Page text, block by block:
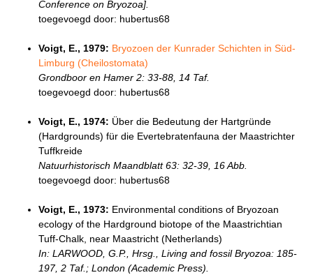
Conference on Bryozoa].
toegevoegd door: hubertus68
Voigt, E., 1979: Bryozoen der Kunrader Schichten in Süd-
Limburg (Cheilostomata)
Grondboor en Hamer 2: 33-88, 14 Taf.
toegevoegd door: hubertus68
Voigt, E., 1974: Über die Bedeutung der Hartgründe
(Hardgrounds) für die Evertebratenfauna der Maastrichter
Tuffkreide
Natuurhistorisch Maandblatt 63: 32-39, 16 Abb.
toegevoegd door: hubertus68
Voigt, E., 1973: Environmental conditions of Bryozoan
ecology of the Hardground biotope of the Maastrichtian
Tuff-Chalk, near Maastricht (Netherlands)
In: LARWOOD, G.P., Hrsg., Living and fossil Bryozoa: 185-
197, 2 Taf.; London (Academic Press).